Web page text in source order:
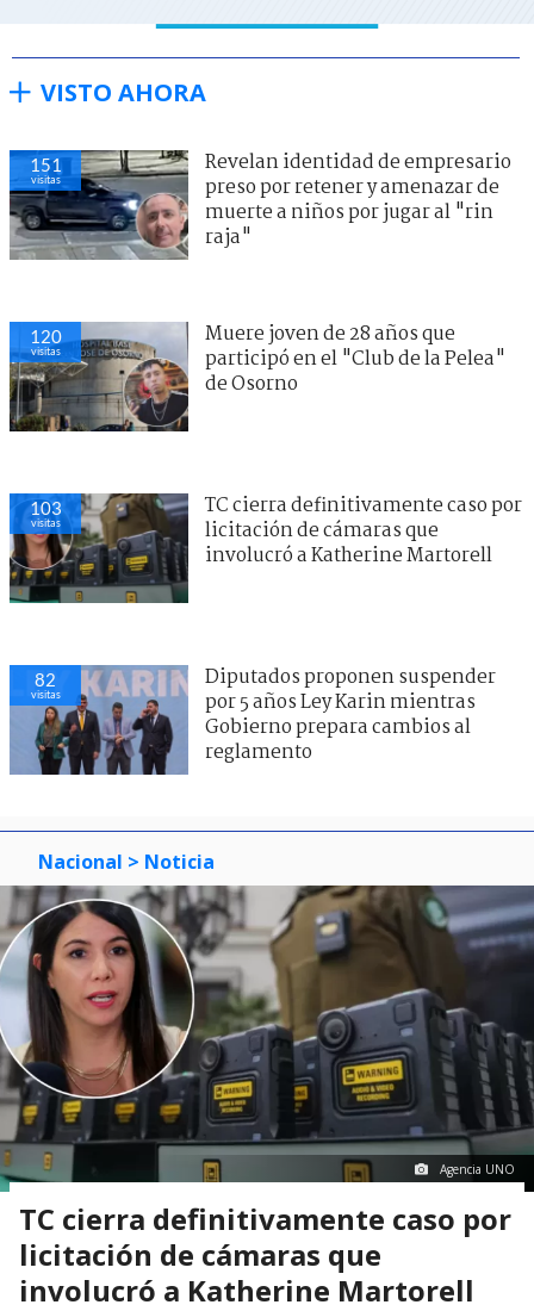
VISTO AHORA
151
visitas
Revelan identidad de empresario
preso por retener y amenazar de
muerte a niños por jugar al "rin
raja"
120
visitas
Muere joven de 28 años que
participó en el "Club de la Pelea"
de Osorno
103
visitas
TC cierra definitivamente caso por
licitación de cámaras que
involucró a Katherine Martorell
82
visitas
Diputados proponen suspender
por 5 años Ley Karin mientras
Gobierno prepara cambios al
reglamento
Nacional > Noticia
Agencia UNO
TC cierra definitivamente caso por
licitación de cámaras que
involucró a Katherine Martorell